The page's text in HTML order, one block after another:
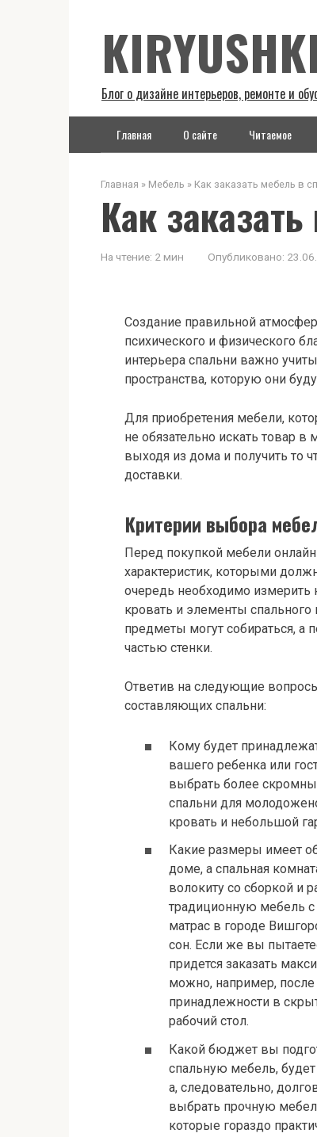
Блог о дизайне интерьеров, ремонте и
Главная О сайте Читаемое
Главная » Мебель » Как заказать мебель в
Как
На чтение: 2 мин Опубликовано:
Создание правильной
психического и физического
интерьера спальни важно
пространства, которую они
Для приобретения мебели,
не обязательно искать товар
выходя из дома и получить то
доставки.
Критерии выбора
Перед покупкой мебели
характеристик, которыми
очередь необходимо измерить
кровать и элементы спального
предметы могут собираться, а
частью стенки.
Ответив на следующие
составляющих спальни:
Кому будет
вашего ребенка или
выбрать более
спальни для
кровать и небольшой
Какие размеры имеет
доме, а спальная
волокиту со сборкой и
традиционную мебель
матрас в городе
сон. Если же вы
придется заказать
можно, например,
принадлежности в
рабочий стол.
Какой бюджет вы
спальную мебель, будет
а, следовательно,
выбрать прочную
которые гораздо